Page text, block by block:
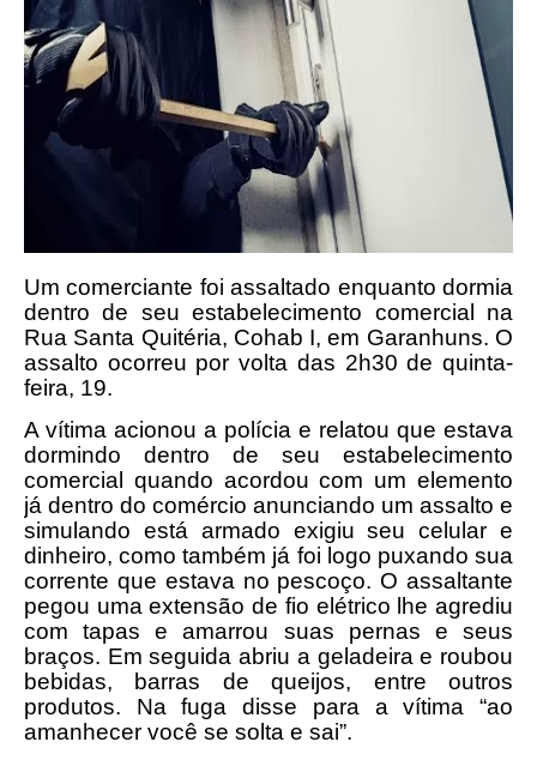
Um comerciante foi assaltado enquanto dormia
dentro de seu estabelecimento comercial na
Rua Santa Quitéria, Cohab I, em Garanhuns. O
assalto ocorreu por volta das 2h30 de quinta-
feira, 19.
A vítima acionou a polícia e relatou que estava
dormindo dentro de seu estabelecimento
comercial quando acordou com um elemento
já dentro do comércio anunciando um assalto e
simulando está armado exigiu seu celular e
dinheiro, como também já foi logo puxando sua
corrente que estava no pescoço. O assaltante
pegou uma extensão de fio elétrico lhe agrediu
com tapas e amarrou suas pernas e seus
braços. Em seguida abriu a geladeira e roubou
bebidas, barras de queijos, entre outros
produtos. Na fuga disse para a vítima “ao
amanhecer você se solta e sai”.